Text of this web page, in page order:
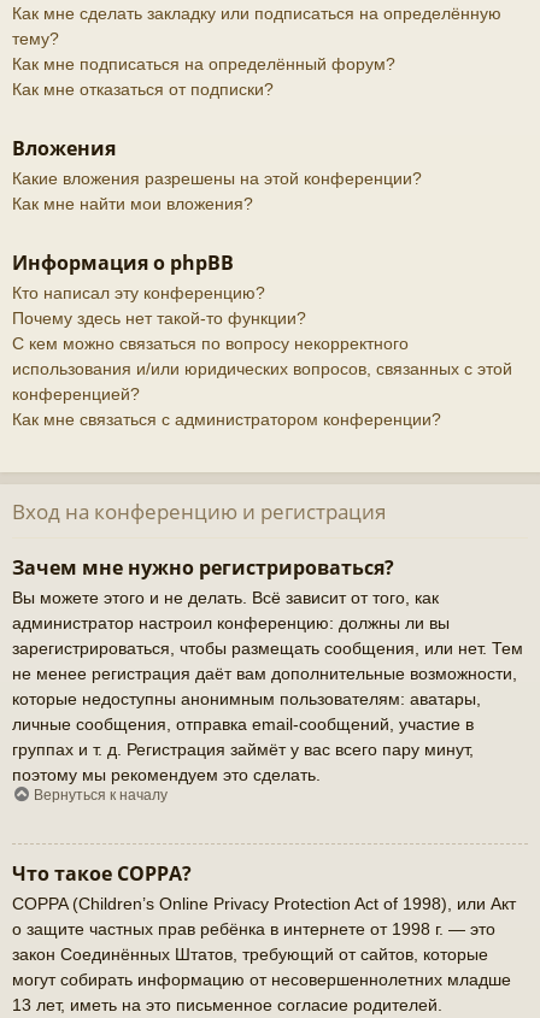
Как мне сделать закладку или подписаться на определённую
тему?
Как мне подписаться на определённый форум?
Как мне отказаться от подписки?
Вложения
Какие вложения разрешены на этой конференции?
Как мне найти мои вложения?
Информация о phpBB
Кто написал эту конференцию?
Почему здесь нет такой-то функции?
С кем можно связаться по вопросу некорректного
использования и/или юридических вопросов, связанных с этой
конференцией?
Как мне связаться с администратором конференции?
Вход на конференцию и регистрация
Зачем мне нужно регистрироваться?
Вы можете этого и не делать. Всё зависит от того, как
администратор настроил конференцию: должны ли вы
зарегистрироваться, чтобы размещать сообщения, или нет. Тем
не менее регистрация даёт вам дополнительные возможности,
которые недоступны анонимным пользователям: аватары,
личные сообщения, отправка email-сообщений, участие в
группах и т. д. Регистрация займёт у вас всего пару минут,
поэтому мы рекомендуем это сделать.
Вернуться к началу
Что такое COPPA?
COPPA (Children’s Online Privacy Protection Act of 1998), или Акт
о защите частных прав ребёнка в интернете от 1998 г. — это
закон Соединённых Штатов, требующий от сайтов, которые
могут собирать информацию от несовершеннолетних младше
13 лет, иметь на это письменное согласие родителей.